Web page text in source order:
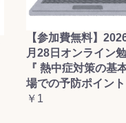
【参加費無料】
月28日オンライン
『 熱中症対策の基
場での予防ポイント
￥1